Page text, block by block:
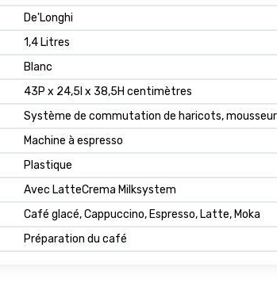
De'Longhi
1,4 Litres
Blanc
43P x 24,5l x 38,5H centimètres
Système de commutation de haricots,
Machine à espresso
Plastique
Avec LatteCrema Milksystem
Café glacé, Cappuccino, Espresso, Latte, Moka
Préparation du café